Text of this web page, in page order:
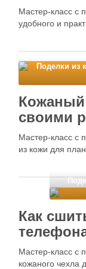
Мастер-класс с
удобного и
Поделки из
Кожаный
своими
Мастер-класс с
из кожи для
Как
Мастер-класс с
кожаного чехла